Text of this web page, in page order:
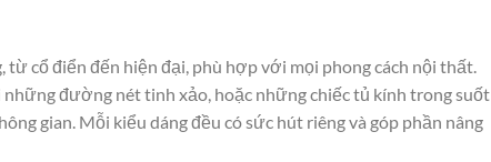
cổ điển đến hiện đại, phù hợp với mọi phong cách nội thất.
đường nét tinh xảo, hoặc những chiếc tủ kính trong suốt
gian. Mỗi kiểu dáng đều có sức hút riêng và góp phần nâng